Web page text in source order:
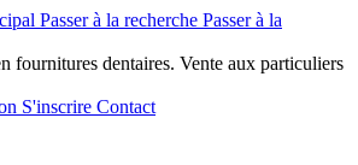
Passer à la recherche Passer à la
fournitures dentaires. Vente aux particuliers
S'inscrire Contact